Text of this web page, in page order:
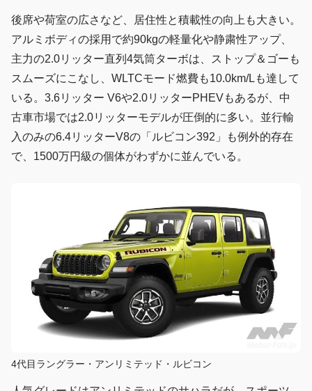
後席や荷室の広さなど、居住性と積載性の向上も大きい。
アルミボディの採用で約90kgの軽量化や静粛性アップ、
主力の2.0リッター直列4気筒ターボは、ストップ＆ゴーも
スムーズにこなし、WLTCモード燃費も10.0km/Lも達して
いる。3.6リッター V6や2.0リッターPHEVもあるが、中
古車市場では2.0リッターモデルが圧倒的に多い。並行輸
入のみの6.4リッターV8の「ルビコン392」も例外的存在
で、1500万円級の個体がわずかに並んでいる。
4代目ラングラー・アンリミテッド・ルビコン